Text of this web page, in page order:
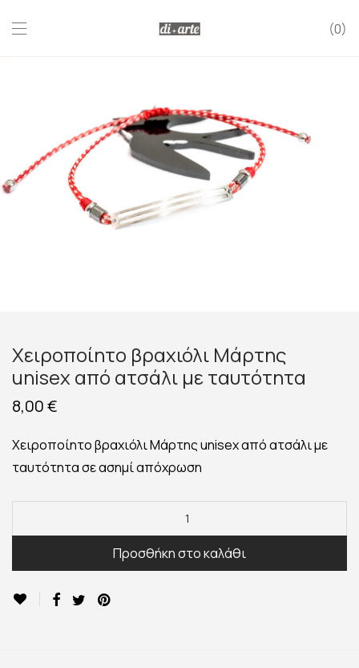
0
Χειροποίητο βραχιόλι Μάρτης
unisex από ατσάλι με ταυτότητα
8,00€
Χειροποίητο βραχιόλι Μάρτης unisex από ατσάλι με
ταυτότητα σε ασημί απόχρωση
Προσθήκη στο καλάθι